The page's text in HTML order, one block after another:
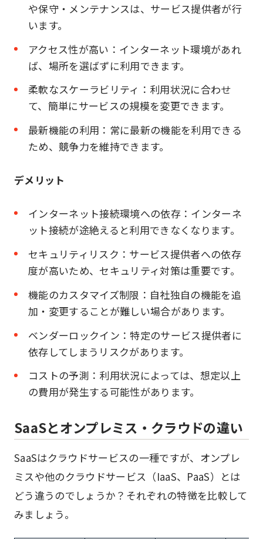
や保守・メンテナンスは、サービス提供者が行
います。
アクセス性が高い：インターネット環境があれ
ば、場所を選ばずに利用できます。
柔軟なスケーラビリティ：利用状況に合わせ
て、簡単にサービスの規模を変更できます。
最新機能の利用：常に最新の機能を利用できる
ため、競争力を維持できます。
デメリット
インターネット接続環境への依存：インターネ
ット接続が途絶えると利用できなくなります。
セキュリティリスク：サービス提供者への依存
度が高いため、セキュリティ対策は重要です。
機能のカスタマイズ制限：自社独自の機能を追
加・変更することが難しい場合があります。
ベンダーロックイン：特定のサービス提供者に
依存してしまうリスクがあります。
コストの予測：利用状況によっては、想定以上
の費用が発生する可能性があります。
SaaSとオンプレミス・クラウドの違い
SaaSはクラウドサービスの一種ですが、オンプレ
ミスや他のクラウドサービス（IaaS、PaaS）とは
どう違うのでしょうか？それぞれの特徴を比較して
みましょう。